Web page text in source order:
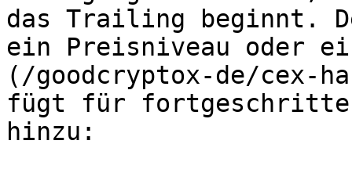
das Trailing beginnt.
ein Preisniveau oder
(/goodcryptox-de/cex-
fügt für
hinzu: